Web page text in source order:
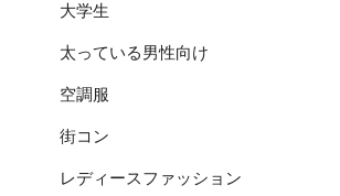
大学生
太っている男性向け
空調服
街コン
レディースファッション